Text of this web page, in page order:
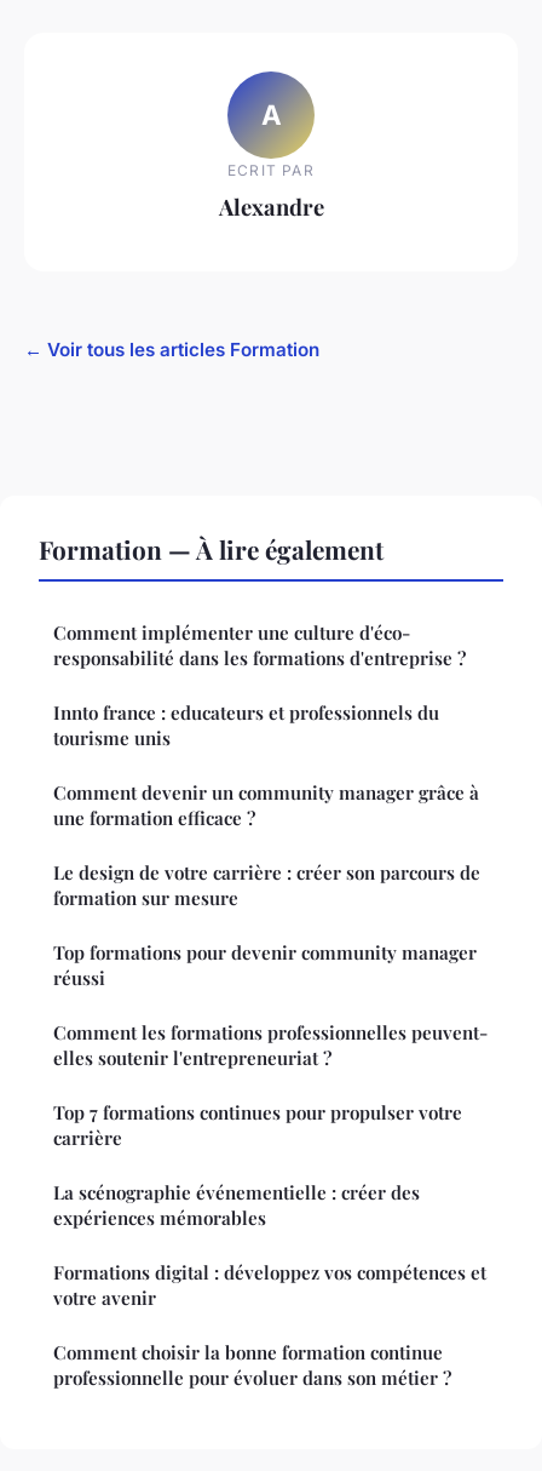
A
ECRIT PAR
Alexandre
← Voir tous les articles Formation
Formation — À lire également
Comment implémenter une culture d'éco-
responsabilité dans les formations d'entreprise ?
Innto france : educateurs et professionnels du
tourisme unis
Comment devenir un community manager grâce à
une formation efficace ?
Le design de votre carrière : créer son parcours de
formation sur mesure
Top formations pour devenir community manager
réussi
Comment les formations professionnelles peuvent-
elles soutenir l'entrepreneuriat ?
Top 7 formations continues pour propulser votre
carrière
La scénographie événementielle : créer des
expériences mémorables
Formations digital : développez vos compétences et
votre avenir
Comment choisir la bonne formation continue
professionnelle pour évoluer dans son métier ?